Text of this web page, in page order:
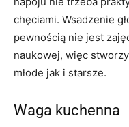
chęciami. Wsadzenie
pewnością nie jest
naukowej, więc
młode jak i starsze.
Waga kuchenna